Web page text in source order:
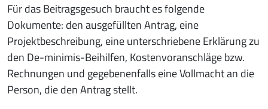
Für das Beitragsgesuch braucht es folgende
Dokumente: den ausgefüllten Antrag, eine
Projektbeschreibung, eine unterschriebene Erklärung zu
den De-minimis-Beihilfen, Kostenvoranschläge bzw.
Rechnungen und gegebenenfalls eine Vollmacht an die
Person, die den Antrag stellt.